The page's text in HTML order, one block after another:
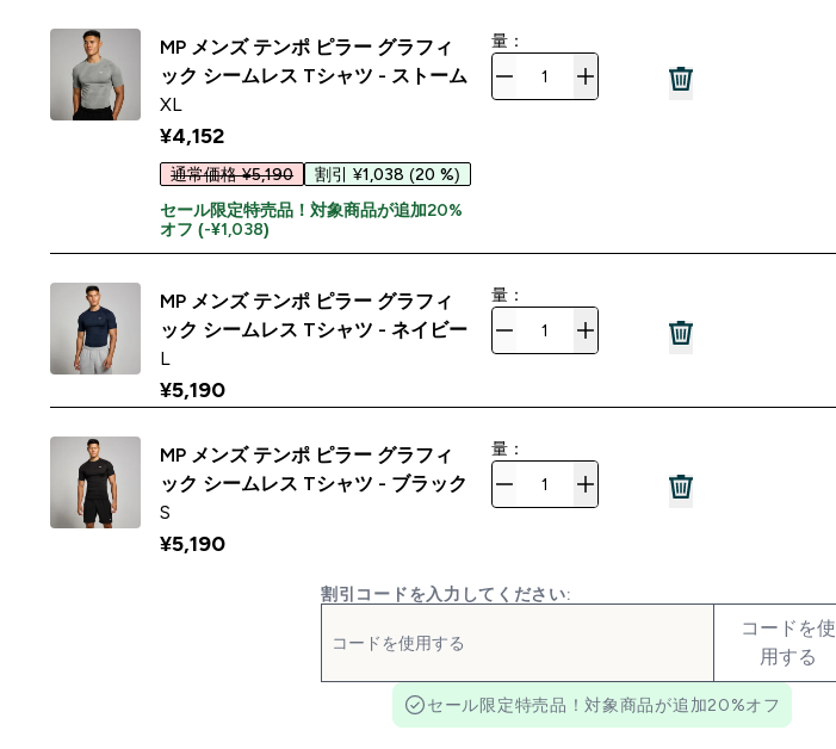
MP メンズ テンポ ピラー グラフィ
ック シームレス Tシャツ - ストーム
XL
¥4,152‎
通常価格 ¥5,190 割引 ¥1,038 (20 %)
セール限定特売品！対象商品が追加20%
オフ (-¥1,038)
量：
MP メンズ テンポ ピラー グラフィ
ック シームレス Tシャツ - ネイビー
L
¥5,190‎
量：
MP メンズ テンポ ピラー グラフィ
ック シームレス Tシャツ - ブラック
S
¥5,190‎
量：
割引コードを入力してください:
コードを使
用する
セール限定特売品！対象商品が追加20%オフ